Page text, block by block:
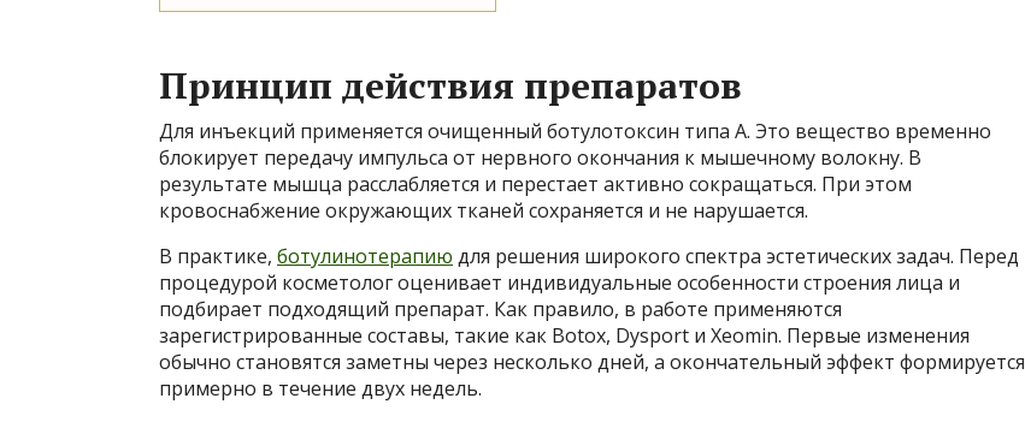
Принцип действия препаратов
Для инъекций применяется очищенный ботулотоксин типа А. Это вещество временно
блокирует передачу импульса от нервного окончания к мышечному волокну. В
результате мышца расслабляется и перестает активно сокращаться. При этом
кровоснабжение окружающих тканей сохраняется и не нарушается.
В практике, ботулинотерапию для решения широкого спектра эстетических задач. Перед
процедурой косметолог оценивает индивидуальные особенности строения лица и
подбирает подходящий препарат. Как правило, в работе применяются
зарегистрированные составы, такие как Botox, Dysport и Xeomin. Первые изменения
обычно становятся заметны через несколько дней, а окончательный эффект формируется
примерно в течение двух недель.